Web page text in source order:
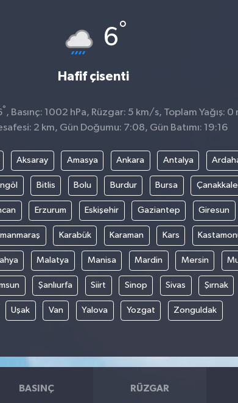
6°
Hafif çisenti
° , Basınç: 1002 hPa, Rüzgar: 5 km/s, Toplam Yağış: 0
2 km, Gün Doğumu: 7:08, Gün Batımı: 19:16
Aksaray Amasya Ankara Antalya
Bitlis Bolu Burdur Bursa Çanakkale
Erzurum Eskişehir Gaziantep Giresun
Karabük Karaman Kars
Malatya Manisa Mardin Mersin
Şanlıurfa Siirt Sinop Sivas Şırnak
Uşak Van Yalova Yozgat Zonguldak
BASINÇ RÜZGAR